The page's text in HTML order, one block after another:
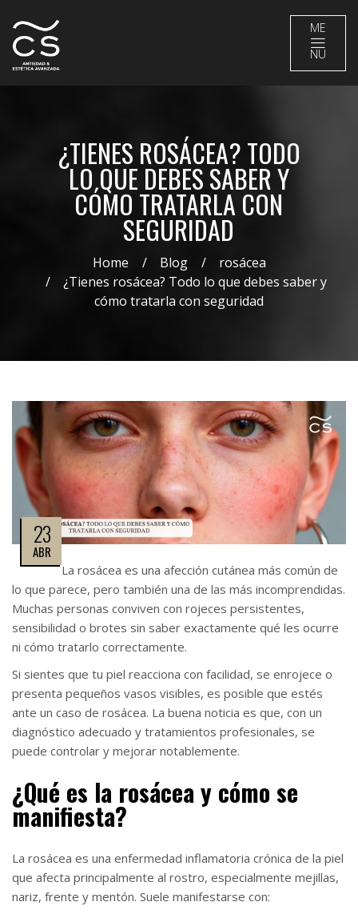
ME
NU
¿TIENES ROSÁCEA? TODO
LO QUE DEBES SABER Y
CÓMO TRATARLA CON
SEGURIDAD
Home Blog
rosácea
¿Tienes rosácea? Todo lo que debes saber y
cómo tratarla con seguridad
23
ABR
La rosácea es una afección cutánea más común de
lo que parece, pero también una de las más incomprendidas.
Muchas personas conviven con rojeces persistentes,
sensibilidad o brotes sin saber exactamente qué les ocurre
ni cómo tratarlo correctamente.
Si sientes que tu piel reacciona con facilidad, se enrojece o
presenta pequeños vasos visibles, es posible que estés
ante un caso de rosácea. La buena noticia es que, con un
diagnóstico adecuado y tratamientos profesionales, se
puede controlar y mejorar notablemente.
¿Qué es la rosácea y cómo se
manifiesta?
La rosácea es una enfermedad inflamatoria crónica de la piel
que afecta principalmente al rostro, especialmente mejillas,
nariz, frente y mentón. Suele manifestarse con: